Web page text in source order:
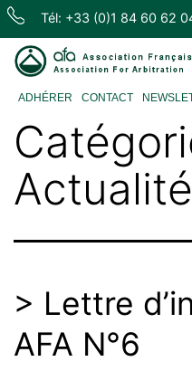
Skip
content
Tél: +33 (0)1 84 60 62
d'Arbitrage
ADHÉRER CONTACT
> Lettre
AFA N°6